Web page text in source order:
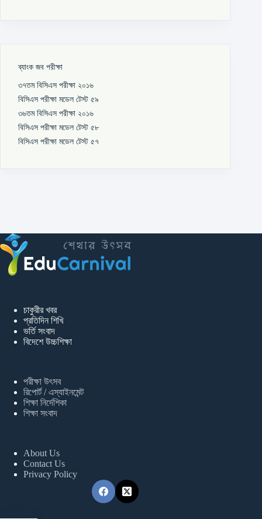
ব্যাংক জব পরীক্ষা
৩৭তম বিসিএস পরীক্ষা ২০১৬
বিসিএস পরীক্ষা মডেল টেস্ট ৫৯
৩৬তম বিসিএস পরীক্ষা ২০১৬
বিসিএস পরীক্ষা মডেল টেস্ট ৫৮
বিসিএস পরীক্ষা মডেল টেস্ট ৫৭
চাকুরীর খবর
প্রতিদিন শিখি
ভর্তি সংবাদ
বিদেশে উচ্চশিক্ষা
পরীক্ষা উৎসব
রিপোর্ট / এস্যাইনমেন্ট
শিক্ষা নির্দেশিকা
শিক্ষা সংবাদ
About Us
Contact Us
Privacy Policy